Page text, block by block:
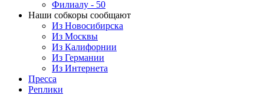
Филиалу - 50
Наши собкоры сообщают
Из Новосибирска
Из Москвы
Из Калифорнии
Из Германии
Из Интернета
Пресса
Реплики